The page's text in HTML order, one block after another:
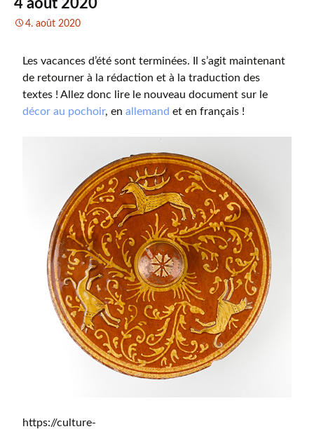
4 août 2020
4. août 2020
Les vacances d’été sont terminées. Il s’agit maintenant
de retourner à la rédaction et à la traduction des
textes ! Allez donc lire le nouveau document sur le
décor au pochoir, en allemand et en français !
https://culture-